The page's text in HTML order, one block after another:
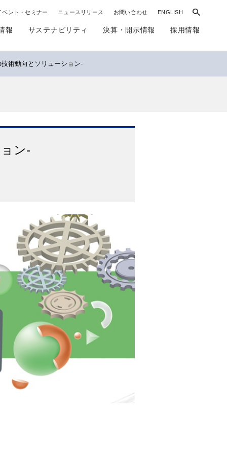
ベント・セミナー ニュースリリース お問い合わせ ENGLISH
報 サステナビリティ 決算・開示情報 採用情報
術動向とソリューション-
ン-